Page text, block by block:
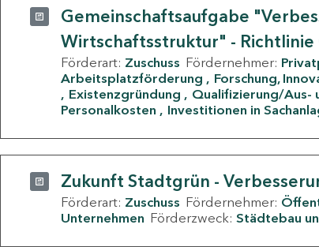
Gemeinschaftsaufgabe
Wirtschaftsstruktur" - Richtlinie
Förderart: Zuschuss Fördernehmer:
Arbeitsplatzförderung
Forschung,
Existenzgründung
Qualifizierung/Aus-
Personalkosten
Investitionen in
Zukunft Stadtgrün -
Förderart: Zuschuss Fördernehmer:
Unternehmen Förderzweck: Städtebau